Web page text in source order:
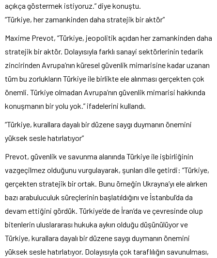
açıkça göstermek istiyoruz.” diye konuştu.
“Türkiye, her zamankinden daha stratejik bir aktör”
Maxime Prevot, “Türkiye, jeopolitik açıdan her zamankinden daha
stratejik bir aktör. Dolayısıyla farklı sanayi sektörlerinin tedarik
zincirinden Avrupa’nın küresel güvenlik mimarisine kadar uzanan
tüm bu zorlukların Türkiye ile birlikte ele alınması gerçekten çok
önemli. Türkiye olmadan Avrupa’nın güvenlik mimarisi hakkında
konuşmanın bir yolu yok.” ifadelerini kullandı.
“Türkiye, kurallara dayalı bir düzene saygı duymanın önemini
yüksek sesle hatırlatıyor”
Prevot, güvenlik ve savunma alanında Türkiye ile işbirliğinin
vazgeçilmez olduğunu vurgulayarak, şunları dile getirdi: “Türkiye,
gerçekten stratejik bir ortak. Bunu örneğin Ukrayna’yı ele alırken
bazı arabuluculuk süreçlerinin başlatıldığını ve İstanbul’da da
devam ettiğini gördük. Türkiye’de de İran’da ve çevresinde olup
bitenlerin uluslararası hukuka aykırı olduğu düşünülüyor ve
Türkiye, kurallara dayalı bir düzene saygı duymanın önemini
yüksek sesle hatırlatıyor. Dolayısıyla çok taraflılığın savunulması,